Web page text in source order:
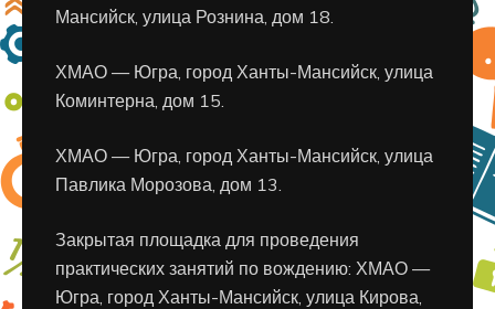
Мансийск, улица Рознина, дом 18.
ХМАО — Югра, город Ханты-Мансийск, улица
Коминтерна, дом 15.
ХМАО — Югра, город Ханты-Мансийск, улица
Павлика Морозова, дом 13.
Закрытая площадка для проведения
практических занятий по вождению: ХМАО —
Югра, город Ханты-Мансийск, улица Кирова,